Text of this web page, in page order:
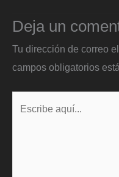
Deja un
Tu dirección de correo
campos obligatorios